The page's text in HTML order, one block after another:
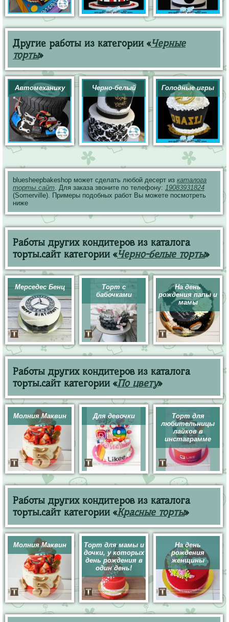
Другие работы из категории «Черные
торты»
Автомеханику Черно-белый Голодные игры
bluesheepbakeshop может сделать любой десерт из каталога
торты.сайт. Для заказа звоните по телефону: 19083931824
(Somerville). Примеры подобных работ Вы можете посмотреть
ниже
Работы других кондитеров из каталога
торты.сайт категории «Черно-белые торты»
Мерседес Бенц
Торт с
бабочками
На день
рождения папы и
мамы
Работы других кондитеров из каталога
торты.сайт категории «По цвету»
Молния Маквин Для девочки
Торт для
любительницы
лайков в
инстаграмме
Работы других кондитеров из каталога
торты.сайт категории «Красные торты»
Молния Маквин
Торт для мамы и
дочки, у которых
день рождения в
один день!
На день
рождения
женщины